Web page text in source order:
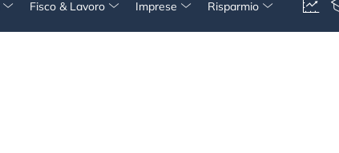
Fisco & Lavoro Imprese Risparmio